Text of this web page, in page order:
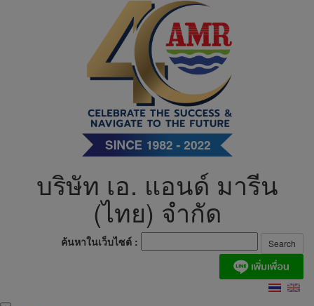
บริษัท เอ. แอนด์ มารีน
(ไทย) จำกัด
ค้นหาในเว็บไซต์ :